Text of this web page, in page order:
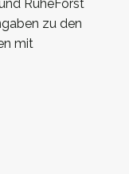
RuheForst
zu den
mit